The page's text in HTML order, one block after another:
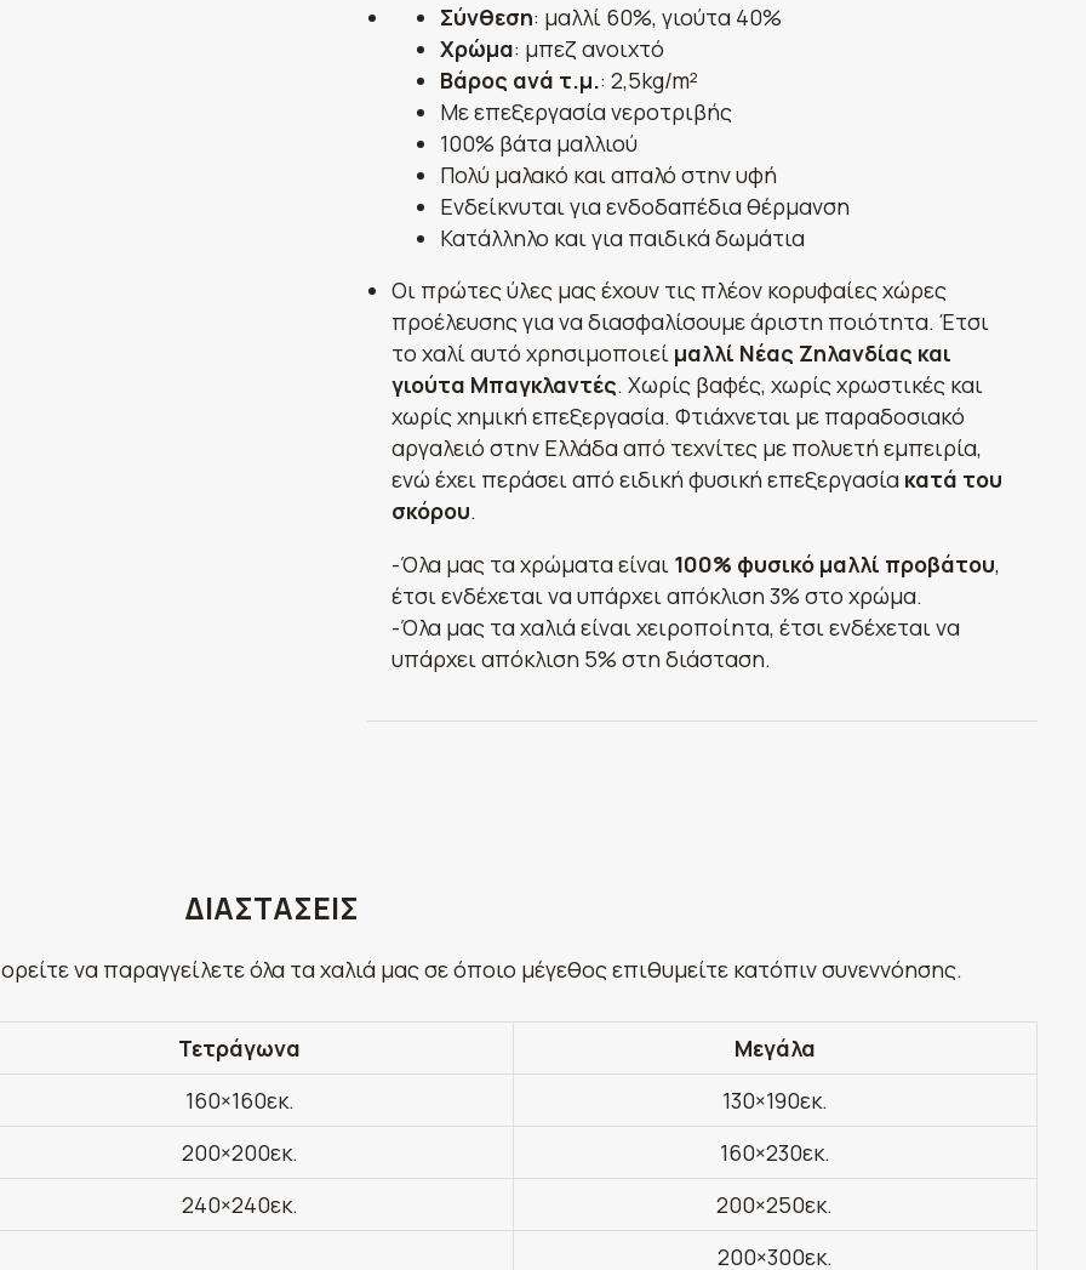
Σύνθεση: μαλλί 60%, γιούτα 40%
Χρώμα: μπεζ ανοιχτό
Βάρος ανά τ.μ.: 2,5kg/m²
Με επεξεργασία νεροτριβής
100% βάτα μαλλιού
Πολύ μαλακό και απαλό στην υφή
Ενδείκνυται για ενδοδαπέδια θέρμανση
Κατάλληλο και για παιδικά δωμάτια
Οι πρώτες ύλες μας έχουν τις πλέον κορυφαίες χώρες
προέλευσης για να διασφαλίσουμε άριστη ποιότητα. Έτσι
το χαλί αυτό χρησιμοποιεί μαλλί Νέας Ζηλανδίας και
γιούτα Μπαγκλαντές. Χωρίς βαφές, χωρίς χρωστικές και
χωρίς χημική επεξεργασία. Φτιάχνεται με παραδοσιακό
αργαλειό στην Ελλάδα από τεχνίτες με πολυετή εμπειρία,
ενώ έχει περάσει από ειδική φυσική επεξεργασία κατά του
σκόρου.
-Όλα μας τα χρώματα είναι 100% φυσικό μαλλί προβάτου,
έτσι ενδέχεται να υπάρχει απόκλιση 3% στο χρώμα.
-Όλα μας τα χαλιά είναι χειροποίητα, έτσι ενδέχεται να
υπάρχει απόκλιση 5% στη διάσταση.
ΔΙΑΣΤΑΣΕΙΣ
να παραγγείλετε όλα τα χαλιά μας σε όποιο μέγεθος επιθυμείτε κατόπιν συνεννόησης.
Τετράγωνα
Μεγάλα
160×160εκ.
130×190εκ.
200×200εκ.
160×230εκ.
240×240εκ.
200×250εκ.
200×300εκ.